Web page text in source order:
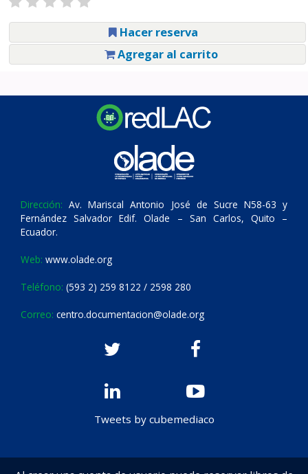
Hacer reserva
Agregar al carrito
Dirección: Av. Mariscal Antonio José de Sucre N58-63 y
Fernández Salvador Edif. Olade – San Carlos, Quito –
Ecuador.
Web: www.olade.org
Teléfono: (593 2) 259 8122 / 2598 280
Correo: centro.documentacion@olade.org
Tweets by cubemediaco